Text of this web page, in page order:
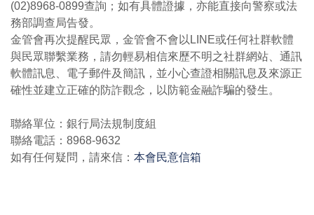
(02)8968-0899查詢；如有具體證據，亦能直接向警察或法
務部調查局告發。
金管會再次提醒民眾，金管會不會以LINE或任何社群軟體
與民眾聯繫業務，請勿輕易相信來歷不明之社群網站、通訊
軟體訊息、電子郵件及簡訊，並小心查證相關訊息及來源正
確性並建立正確的防詐觀念，以防範金融詐騙的發生。
聯絡單位：銀行局法規制度組
聯絡電話：8968-9632
如有任何疑問，請來信：本會民意信箱